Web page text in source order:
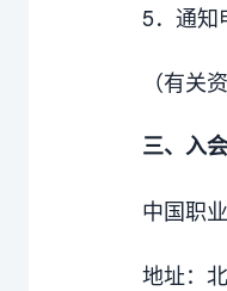
5．通知
（有关
三、入
中国职
地址：